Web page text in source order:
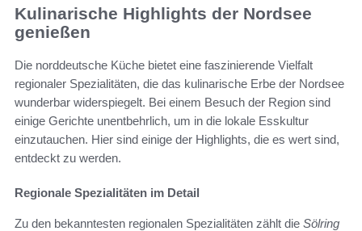
Kulinarische Highlights der Nordsee
genießen
Die norddeutsche Küche bietet eine faszinierende Vielfalt
regionaler Spezialitäten, die das kulinarische Erbe der Nordsee
wunderbar widerspiegelt. Bei einem Besuch der Region sind
einige Gerichte unentbehrlich, um in die lokale Esskultur
einzutauchen. Hier sind einige der Highlights, die es wert sind,
entdeckt zu werden.
Regionale Spezialitäten im Detail
Zu den bekanntesten regionalen Spezialitäten zählt die Sölring